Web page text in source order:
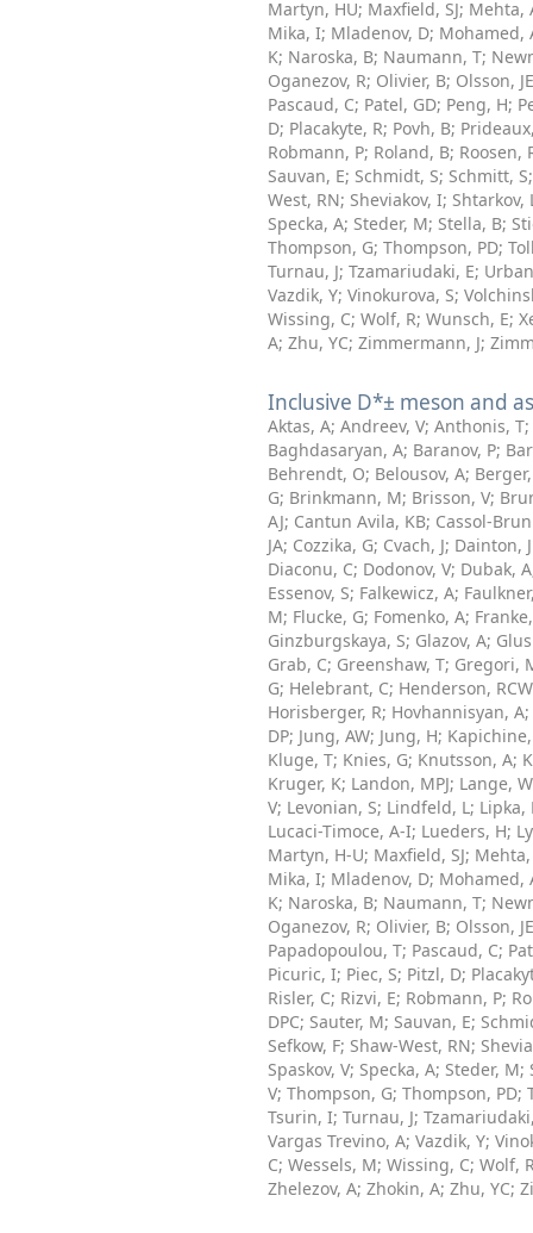
Martyn, HU; Maxfield, SJ; Mehta,
Mika, I; Mladenov, D; Mohamed,
K; Naroska, B; Naumann, T;
Oganezov, R; Olivier, B; Olsson, JE
Pascaud, C; Patel, GD; Peng, H;
D; Placakyte, R; Povh, B;
Robmann, P; Roland, B; Roosen,
Sauvan, E; Schmidt, S; Schmitt, S
West, RN; Sheviakov, I; Shtarkov,
Specka, A; Steder, M; Stella, B;
Thompson, G; Thompson, PD;
Turnau, J; Tzamariudaki, E;
Vazdik, Y; Vinokurova, S;
Wissing, C; Wolf, R; Wunsch, E;
A; Zhu, YC; Zimmermann, J;
Inclusive D*± meson and
Aktas, A; Andreev, V; Anthonis, T;
Baghdasaryan, A; Baranov, P;
Behrendt, O; Belousov, A;
G; Brinkmann, M; Brisson, V;
AJ; Cantun Avila, KB; Cassol-
JA; Cozzika, G; Cvach, J; Dainton,
Diaconu, C; Dodonov, V; Dubak, A
Essenov, S; Falkewicz, A;
M; Flucke, G; Fomenko, A;
Ginzburgskaya, S; Glazov, A;
Grab, C; Greenshaw, T; Gregori,
G; Helebrant, C; Henderson, RCW
Horisberger, R; Hovhannisyan, A;
DP; Jung, AW; Jung, H;
Kluge, T; Knies, G; Knutsson, A;
Kruger, K; Landon, MPJ; Lange, W
V; Levonian, S; Lindfeld, L; Lipka,
Lucaci-Timoce, A-I; Lueders, H;
Martyn, H-U; Maxfield, SJ;
Mika, I; Mladenov, D; Mohamed,
K; Naroska, B; Naumann, T;
Oganezov, R; Olivier, B; Olsson, JE
Papadopoulou, T; Pascaud, C;
Picuric, I; Piec, S; Pitzl, D;
Risler, C; Rizvi, E; Robmann, P;
DPC; Sauter, M; Sauvan, E;
Sefkow, F; Shaw-West, RN;
Spaskov, V; Specka, A; Steder, M;
V; Thompson, G; Thompson, PD;
Tsurin, I; Turnau, J;
Vargas Trevino, A; Vazdik, Y;
C; Wessels, M; Wissing, C; Wolf,
Zhelezov, A; Zhokin, A; Zhu, YC;